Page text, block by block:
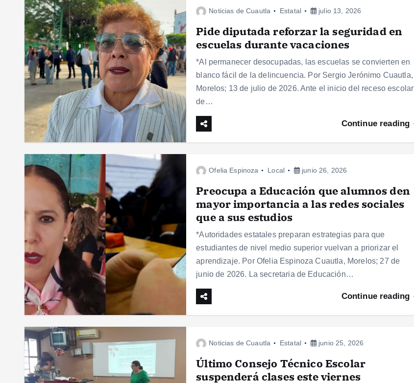
Noticias de Cuautla Estatal julio 13, 2026
Pide diputada reforzar la seguridad en
escuelas durante vacaciones
*Al permanecer desocupadas, las escuelas se convierten en
blanco fácil de la delincuencia. Por Sergio Jerónimo Cuautla,
Morelos; 13 de julio de 2026. Ante el inicio del receso escolar
de…
Continue reading
Ofelia Espinoza Local junio 26, 2026
Preocupa a Educación que alumnos den
mayor importancia a las redes sociales
que a sus estudios
*Autoridades estatales preparan estrategias para que
estudiantes de nivel medio superior vuelvan a priorizar el
aprendizaje. Por Ofelia Espinoza Cuautla, Morelos; 27 de
junio de 2026. La secretaria de Educación…
Continue reading
Noticias de Cuautla Estatal junio 25, 2026
Último Consejo Técnico Escolar
suspenderá clases este viernes